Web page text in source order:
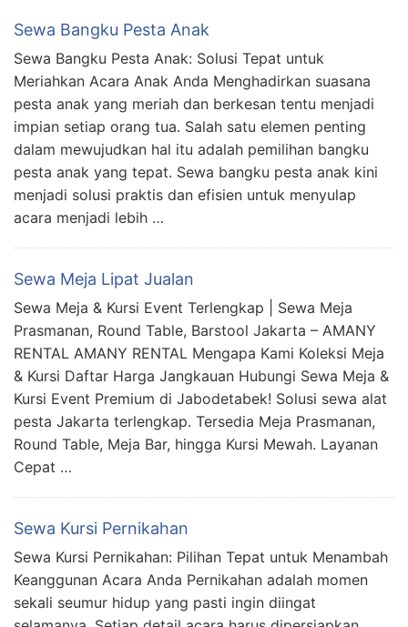
Sewa Bangku Pesta Anak
Sewa Bangku Pesta Anak: Solusi Tepat untuk
Meriahkan Acara Anak Anda Menghadirkan suasana
pesta anak yang meriah dan berkesan tentu menjadi
impian setiap orang tua. Salah satu elemen penting
dalam mewujudkan hal itu adalah pemilihan bangku
pesta anak yang tepat. Sewa bangku pesta anak kini
menjadi solusi praktis dan efisien untuk menyulap
acara menjadi lebih …
Sewa Meja Lipat Jualan
Sewa Meja & Kursi Event Terlengkap | Sewa Meja
Prasmanan, Round Table, Barstool Jakarta – AMANY
RENTAL AMANY RENTAL Mengapa Kami Koleksi Meja
& Kursi Daftar Harga Jangkauan Hubungi Sewa Meja &
Kursi Event Premium di Jabodetabek! Solusi sewa alat
pesta Jakarta terlengkap. Tersedia Meja Prasmanan,
Round Table, Meja Bar, hingga Kursi Mewah. Layanan
Cepat …
Sewa Kursi Pernikahan
Sewa Kursi Pernikahan: Pilihan Tepat untuk Menambah
Keanggunan Acara Anda Pernikahan adalah momen
sekali seumur hidup yang pasti ingin diingat